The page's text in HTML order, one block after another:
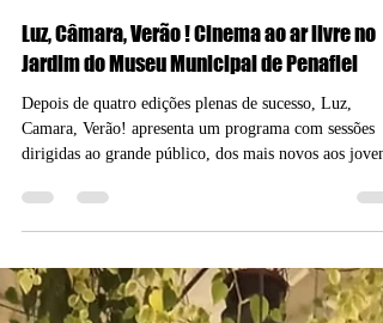
Cláudia Rolim
há 6 dias
2 min de leitura
Luz, Câmara, Verão ! Cinema ao ar livre no
Jardim do Museu Municipal de Penafiel
Depois de quatro edições plenas de sucesso, Luz,
Camara, Verão! apresenta um programa com sessões
às famílias, que ambiciona voltar a juntar diferentes
gerações à volta do cinema no magnífico jardim do